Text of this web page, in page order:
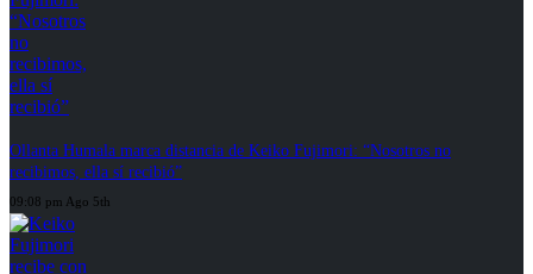
Ollanta Humala marca distancia de Keiko Fujimori: “Nosotros no
recibimos, ella sí recibió”
09:08 pm Ago 5th